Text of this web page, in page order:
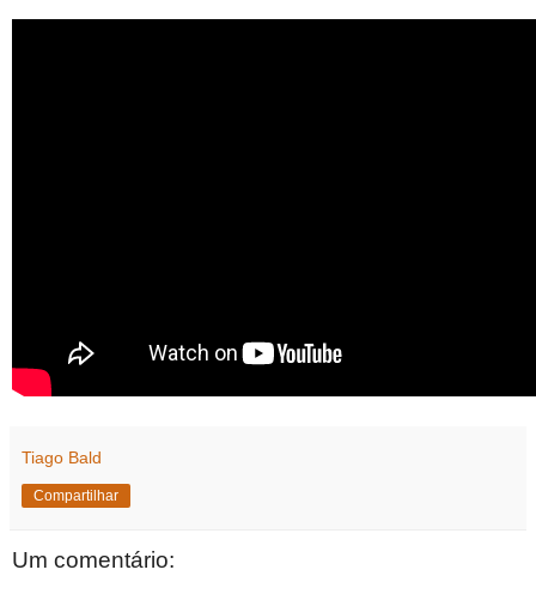
Tiago Bald
Compartilhar
Um comentário: